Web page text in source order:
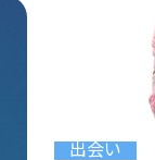
出会い